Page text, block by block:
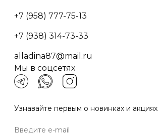
+7 (958) 777-75-13
+7 (938) 314-73-33
alladina87@mail.ru
Мы в соцсетях
Узнавайте первым о новинках и акциях